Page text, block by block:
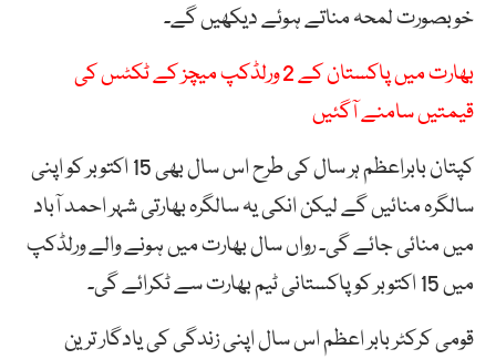
خوبصورت لمحہ مناتے ہوئے دیکھیں گے۔
بھارت میں پاکستان کے 2 ورلڈکپ میچز کے ٹکٹس کی
قیمتیں سامنے آگئیں
کپتان بابراعظم ہر سال کی طرح اس سال بھی 15 اکتوبر کو اپنی
سالگرہ منائیں گے لیکن انکی یہ سالگرہ بھارتی شہر احمد آباد
میں منائی جائے گی۔ رواں سال بھارت میں ہونے والے ورلڈکپ
میں 15 اکتوبر کو پاکستانی ٹیم بھارت سے ٹکرائے گی۔
قومی کرکٹر بابر اعظم اس سال اپنی زندگی کی یادگار ترین